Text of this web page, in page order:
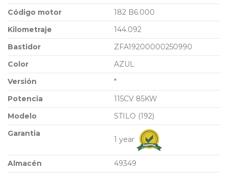
Código motor
182 B6.000
Kilometraje
144.092
Bastidor
ZFA19200000250990
Color
AZUL
Versión
*
Potencia
115CV 85KW
Modelo
STILO (192)
Garantia
1 year
Almacén
49349